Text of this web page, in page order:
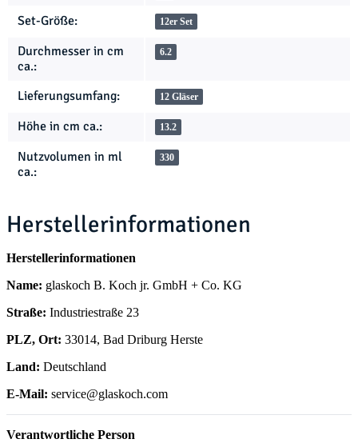
Set-Größe: 12er Set
Durchmesser in cm
ca.:
6.2
Lieferungsumfang: 12 Gläser
Höhe in cm ca.: 13.2
Nutzvolumen in ml
ca.:
330
Herstellerinformationen
Herstellerinformationen
Name: glaskoch B. Koch jr. GmbH + Co. KG
Straße: Industriestraße 23
PLZ, Ort: 33014, Bad Driburg Herste
Land: Deutschland
E-Mail: service@glaskoch.com
Verantwortliche Person